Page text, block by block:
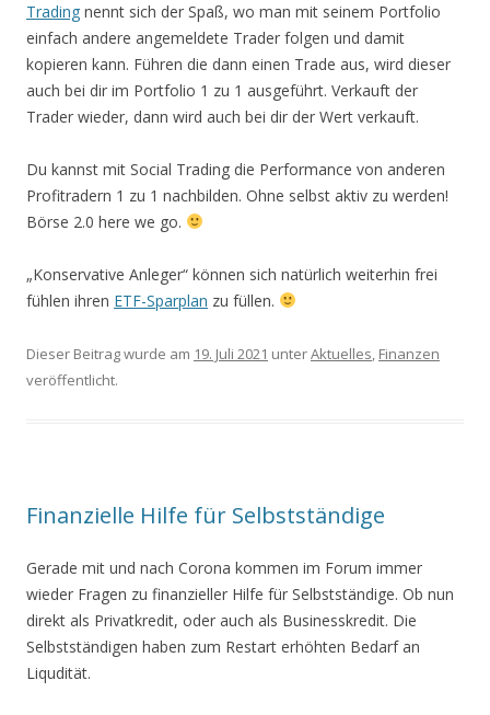
Trading nennt sich der Spaß, wo man mit seinem Portfolio
einfach andere angemeldete Trader folgen und damit
kopieren kann. Führen die dann einen Trade aus, wird dieser
auch bei dir im Portfolio 1 zu 1 ausgeführt. Verkauft der
Trader wieder, dann wird auch bei dir der Wert verkauft.
Du kannst mit Social Trading die Performance von anderen
Profitradern 1 zu 1 nachbilden. Ohne selbst aktiv zu werden!
Börse 2.0 here we go.
„Konservative Anleger“ können sich natürlich weiterhin frei
fühlen ihren ETF-Sparplan zu füllen.
Dieser Beitrag wurde am 19. Juli 2021 unterAktuelles, Finanzen
veröffentlicht.
Finanzielle Hilfe für Selbstständige
Gerade mit und nach Corona kommen im Forum immer
wieder Fragen zu finanzieller Hilfe für Selbstständige. Ob nun
direkt als Privatkredit, oder auch als Businesskredit. Die
Selbstständigen haben zum Restart erhöhten Bedarf an
Liqudität.